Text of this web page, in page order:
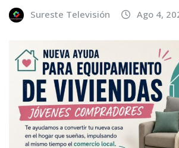
Sureste Televisión Ago 4,